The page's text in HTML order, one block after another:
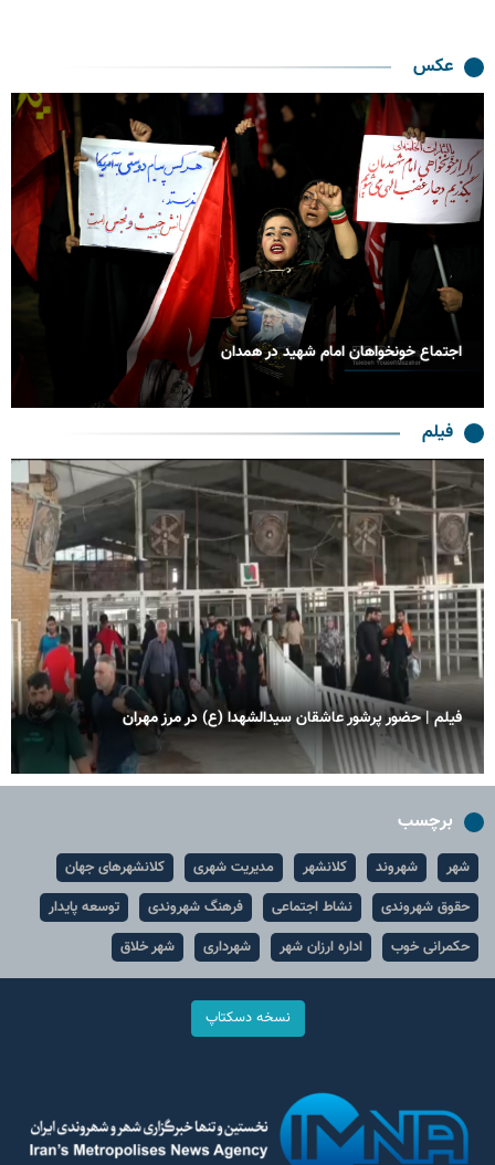
عکس
اجتماع خونخواهان امام شهید در همدان
فیلم
فیلم | حضور پرشور عاشقان سیدالشهدا (ع) در مرز مهران
برچسب
شهر شهروند کلانشهر مدیریت شهری
کلانشهرهای جهان
حقوق شهروندی
نشاط اجتماعی فرهنگ شهروندی
توسعه پایدار
حکمرانی خوب
اداره ارزان شهر شهرداری شهر خلاق
نسخه دسکتاپ